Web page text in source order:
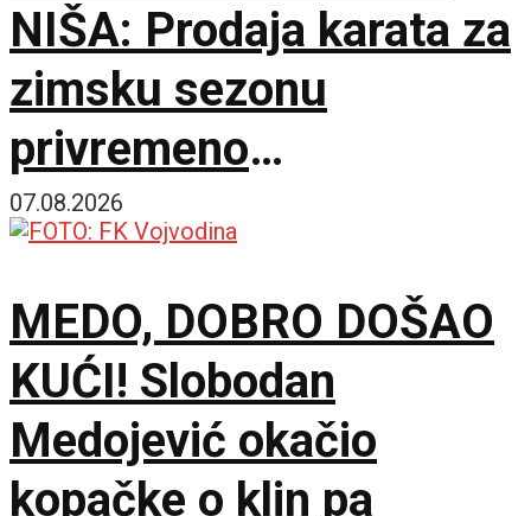
NIŠA: Prodaja karata za
zimsku sezonu
privremeno
obustavljena
07.08.2026
MEDO, DOBRO DOŠAO
KUĆI! Slobodan
Medojević okačio
kopačke o klin pa